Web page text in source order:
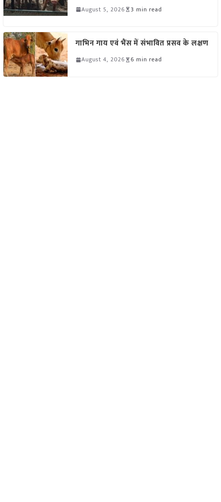
August 5, 2026 3 min read
गाभिन गाय एवं भैंस में संभावित प्रसव के लक्षण
August 4, 2026 6 min read